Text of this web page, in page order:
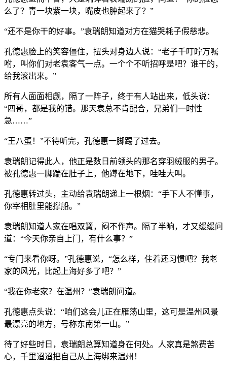
么了？青一块紫一块，嘴皮也肿起来了？”
“还不是你干的好事。”袁瑞朗知道对方在猫哭耗子假慈悲。
孔德惠脸上的笑容僵住，扭头对身边人说：“老子千叮咛万嘱
咐，叫你们对老袁客气一点。一个个不听招呼是吧？谁干的，
给我滚出来。”
所有人面面相觑，隔了一阵子，终于有人站出来，低头说：
“四哥，都是我的错。那天袁总不肯配合，兄弟们一时性
急……”
“王八蛋！”不待听完，孔德惠一脚踢了过去。
袁瑞朗记得此人，他正是数日前领头的那名穿羽绒服的男子。
被孔德惠一脚踹在肚子上，他蹲在地下，哇哇大叫。
孔德惠转过头，主动给袁瑞朗递上一根烟：“手下人不懂事，
你宰相肚里能撑船。”
袁瑞朗知道人家在唱双簧，闷不作声。隔了半晌，才又缓缓问
道：“今天你亲自上门，有什么事？”
“专门来看你呀。”孔德惠说，“怎么样，住着还习惯吧？我老
家的风光，比起上海好多了吧？”
“我在你老家？在温州？”袁瑞朗问道。
孔德惠点头说：“咱们这会儿正在雁荡山里，这可是温州风景
最漂亮的地方，号称东南第一山。”
待了好些时日，袁瑞朗总算知道身在何处。人家真是煞费苦
心，千里迢迢把自己从上海绑来温州！